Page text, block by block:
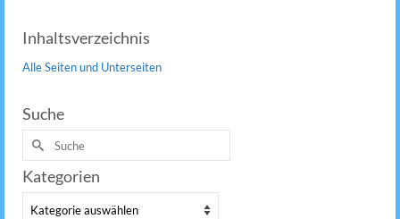
Inhaltsverzeichnis
Alle Seiten und Unterseiten
Suche
Suche
nach:
Kategorien
Kategorien